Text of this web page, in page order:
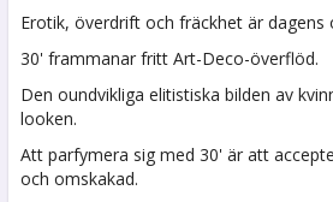
Erotik, överdrift och fräckhet är dagens
30' frammanar fritt Art-Deco-överflöd.
Den oundvikliga elitistiska bilden av
looken.
Att parfymera sig med 30' är att
och omskakad.